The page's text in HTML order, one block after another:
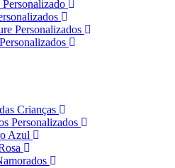
Personalizados
Crianças
Personalizados
Azul